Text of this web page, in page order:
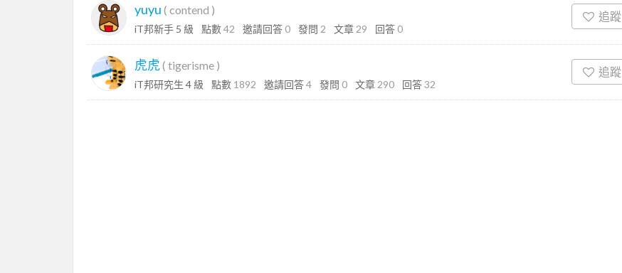
yuyu ( contend )
iT邦新手 5 級 點數42 邀請回答 0 發問 2 文章 29 回答 0
追蹤
虎虎( tigerisme )
iT邦研究生 4 級 點數 1892 邀請回答4 發問 0 文章 290 回答32
追蹤